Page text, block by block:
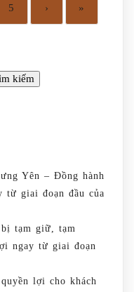
5 › »
kiếm
Yên – Đồng hành
từ giai đoạn đầu của
tạm giữ, tạm
ngay từ giai đoạn
lợi cho khách